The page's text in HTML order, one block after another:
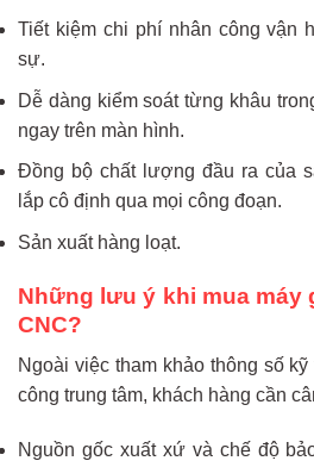
Tiết kiệm chi phí nhân công vận
sự.
Dễ dàng kiểm soát từng khâu
ngay trên màn hình.
Đồng bộ chất lượng đầu ra của
lắp cô định qua mọi công đoạn.
Sản xuất hàng loạt.
Những lưu ý khi mua máy
CNC?
Ngoài việc tham khảo thông số
công trung tâm, khách hàng cần
Nguồn gốc xuất xứ và chế độ